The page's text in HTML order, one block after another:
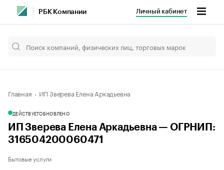
РБК Компании Личный кабинет
Главная ИП Зверева Елена Аркадьевна
ДЕЙСТВУЕТОБНОВЛЕНО
ИП Зверева Елена Аркадьевна — ОГРНИП:
316504200060471
Бытовые услуги